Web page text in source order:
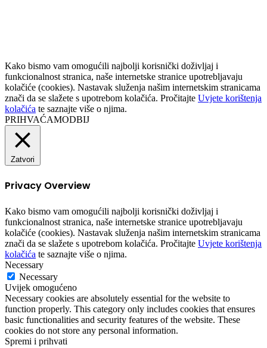
Kako bismo vam omogućili najbolji korisnički doživljaj i
funkcionalnost stranica, naše internetske stranice upotrebljavaju
kolačiće (cookies). Nastavak služenja našim internetskim stranicama
znači da se slažete s upotrebom kolačića. Pročitajte Uvjete korištenja
kolačića te saznajte više o njima.
PRIHVAĆAMODBIJ
Zatvori
Privacy Overview
Kako bismo vam omogućili najbolji korisnički doživljaj i
funkcionalnost stranica, naše internetske stranice upotrebljavaju
kolačiće (cookies). Nastavak služenja našim internetskim stranicama
znači da se slažete s upotrebom kolačića. Pročitajte Uvjete korištenja
kolačića te saznajte više o njima.
Necessary
Necessary
Uvijek omogućeno
Necessary cookies are absolutely essential for the website to
function properly. This category only includes cookies that ensures
basic functionalities and security features of the website. These
cookies do not store any personal information.
Spremi i prihvati